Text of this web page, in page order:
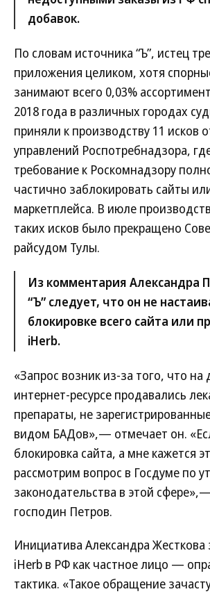
добавок.
По словам источника “Ъ”, истец
приложения целиком, хотя
занимают всего 0,03%
2018 года в различных городах
приняли к производству 11 исков
управлений Роспотребнадзора,
требование к Роскомнадзору
частично заблокировать сайты
маркетплейса. В июле
таких исков было прекращено
райсудом Тулы.
Из комментария Александра
“Ъ” следует, что он не
блокировке всего сайта или
iHerb.
«Запрос возник из-за того, что на
интернет-ресурсе продавались
препараты, не
видом БАДов»,— отмечает он.
блокировка сайта, а мне кажется
рассмотрим вопрос в Госдуме по
законодательства в этой
господин Петров.
Инициатива Александра Жесткова
iHerb в РФ как частное лицо —
тактика. «Такое обращение